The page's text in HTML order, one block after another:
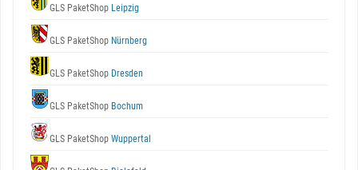
GLS PaketShop Leipzig
GLS PaketShop Nürnberg
GLS PaketShop Dresden
GLS PaketShop Bochum
GLS PaketShop Wuppertal